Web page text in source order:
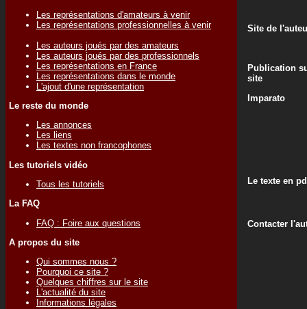
Les représentations d'amateurs à venir
Les représentations professionnelles à venir
Les auteurs joués par des amateurs
Les auteurs joués par des professionnels
Les représentations en France
Les représentations dans le monde
L'ajout d'une représentation
Le reste du monde
Les annonces
Les liens
Les textes non francophones
Les tutoriels vidéo
Tous les tutoriels
La FAQ
FAQ : Foire aux questions
A propos du site
Qui sommes nous ?
Pourquoi ce site ?
Quelques chiffres sur le site
L'actualité du site
Informations légales
Site de
Publication
site
Imparato
Le texte en
Contacter